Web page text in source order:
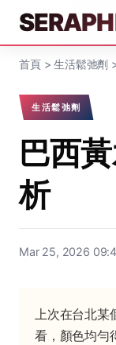
首頁>生活鬆弛劑
生活鬆弛劑
巴西
析
Mar 25, 2026
上次在台北某
看，顏色均勻